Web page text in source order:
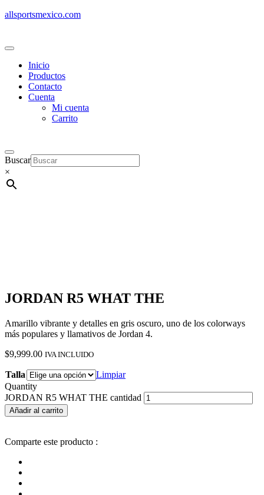
allsportsmexico.com
Inicio
Productos
Contacto
Cuenta
Mi cuenta
Carrito
Buscar
×
JORDAN R5 WHAT THE
Amarillo vibrante y detalles en gris oscuro, uno de los colorways
más populares y llamativos de Jordan 4.
$9,999.00 IVA INCLUIDO
Talla
Limpiar
Quantity
JORDAN R5 WHAT THE cantidad
Añadir al carrito
Comparte este producto :